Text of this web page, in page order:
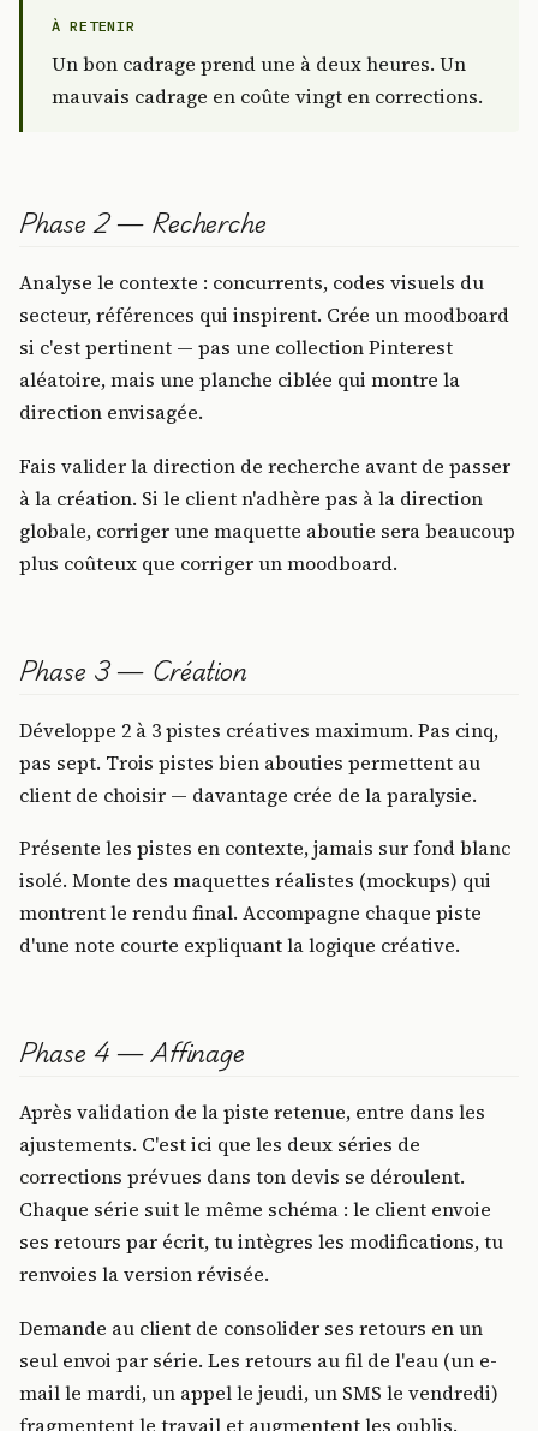
À RETENIR
Un bon cadrage prend une à deux heures. Un
mauvais cadrage en coûte vingt en corrections.
Phase 2 — Recherche
Analyse le contexte : concurrents, codes visuels du
secteur, références qui inspirent. Crée un moodboard
si c'est pertinent — pas une collection Pinterest
aléatoire, mais une planche ciblée qui montre la
direction envisagée.
Fais valider la direction de recherche avant de passer
à la création. Si le client n'adhère pas à la direction
globale, corriger une maquette aboutie sera beaucoup
plus coûteux que corriger un moodboard.
Phase 3 — Création
Développe 2 à 3 pistes créatives maximum. Pas cinq,
pas sept. Trois pistes bien abouties permettent au
client de choisir — davantage crée de la paralysie.
Présente les pistes en contexte, jamais sur fond blanc
isolé. Monte des maquettes réalistes (mockups) qui
montrent le rendu final. Accompagne chaque piste
d'une note courte expliquant la logique créative.
Phase 4 — Affinage
Après validation de la piste retenue, entre dans les
ajustements. C'est ici que les deux séries de
corrections prévues dans ton devis se déroulent.
Chaque série suit le même schéma : le client envoie
ses retours par écrit, tu intègres les modifications, tu
renvoies la version révisée.
Demande au client de consolider ses retours en un
seul envoi par série. Les retours au fil de l'eau (un e-
mail le mardi, un appel le jeudi, un SMS le vendredi)
fragmentent le travail et augmentent les oublis.